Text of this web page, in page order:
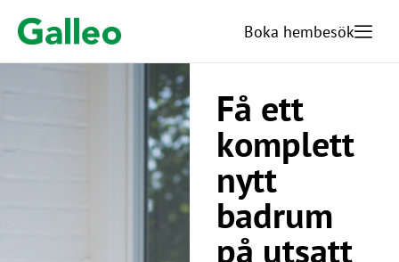
Boka hembesök​
Få ett
komplett
nytt
badrum
på utsatt